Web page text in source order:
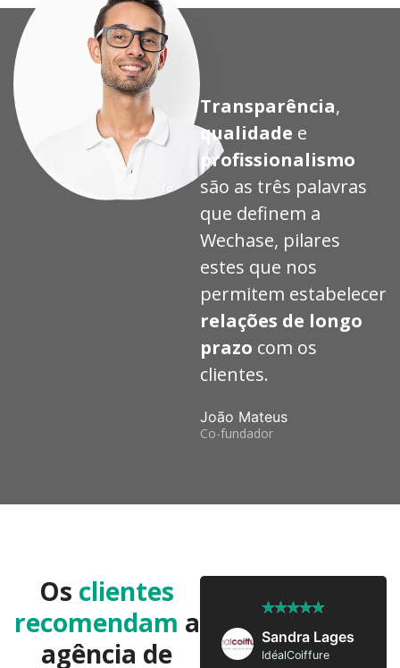
Transparência,
qualidade e
profissionalismo
são as três palavras
que definem a
Wechase, pilares
estes que nos
permitem estabelecer
relações de longo
prazo com os
clientes.
João Mateus
Co-fundador
Os clientes
recomendam a
agência de
José Pedro
Twobrothers
Sandra Lages
★★★★★
IdéalCoiffure